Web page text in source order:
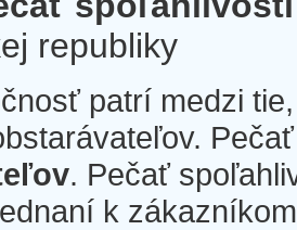
republiky
patrí medzi
. Pečať
k